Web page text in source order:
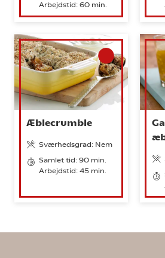
Arbejdstid: 60 min.
Æblecrumble
Sværhedsgrad: Nem
Samlet tid: 90 min.
Arbejdstid: 45 min.